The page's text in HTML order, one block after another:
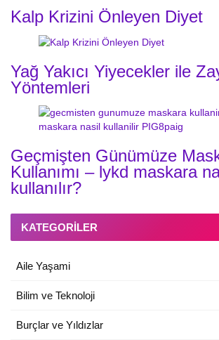
Kalp Krizini Önleyen Diyet
Yağ Yakıcı Yiyecekler ile
Yöntemleri
Geçmişten Günümüze
Kullanımı – lykd maskara
kullanılır?
KATEGORILER
Aile Yaşami
Bilim ve Teknoloji
Burçlar ve Yıldızlar